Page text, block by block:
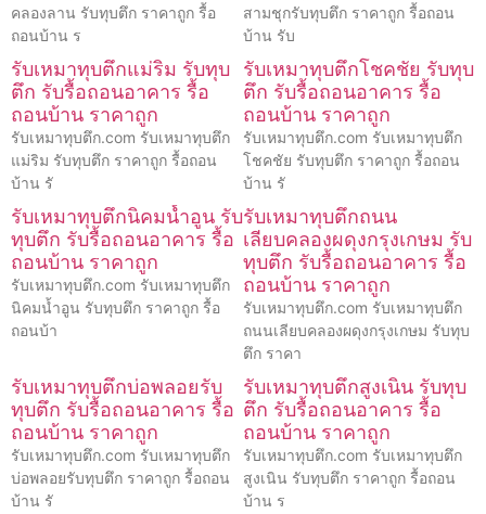
คลองลาน รับทุบตึก ราคาถูก รื้อ
ถอนบ้าน ร
สามชุกรับทุบตึก ราคาถูก รื้อถอน
บ้าน รับ
รับเหมาทุบตึกแม่ริม รับทุบ
ตึก รับรื้อถอนอาคาร รื้อ
ถอนบ้าน ราคาถูก
รับเหมาทุบตึก.com รับเหมาทุบตึก
แม่ริม รับทุบตึก ราคาถูก รื้อถอน
บ้าน รั
รับเหมาทุบตึกโชคชัย รับทุบ
ตึก รับรื้อถอนอาคาร รื้อ
ถอนบ้าน ราคาถูก
รับเหมาทุบตึก.com รับเหมาทุบตึก
โชคชัย รับทุบตึก ราคาถูก รื้อถอน
บ้าน รั
รับเหมาทุบตึกนิคมน้ำอูน รับ
ทุบตึก รับรื้อถอนอาคาร รื้อ
ถอนบ้าน ราคาถูก
รับเหมาทุบตึก.com รับเหมาทุบตึก
นิคมน้ำอูน รับทุบตึก ราคาถูก รื้อ
ถอนบ้า
รับเหมาทุบตึกถนน
เลียบคลองผดุงกรุงเกษม รับ
ทุบตึก รับรื้อถอนอาคาร รื้อ
ถอนบ้าน ราคาถูก
รับเหมาทุบตึก.com รับเหมาทุบตึก
ถนนเลียบคลองผดุงกรุงเกษม รับทุบ
ตึก ราคา
รับเหมาทุบตึกบ่อพลอยรับ
ทุบตึก รับรื้อถอนอาคาร รื้อ
ถอนบ้าน ราคาถูก
รับเหมาทุบตึก.com รับเหมาทุบตึก
บ่อพลอยรับทุบตึก ราคาถูก รื้อถอน
บ้าน รั
รับเหมาทุบตึกสูงเนิน รับทุบ
ตึก รับรื้อถอนอาคาร รื้อ
ถอนบ้าน ราคาถูก
รับเหมาทุบตึก.com รับเหมาทุบตึก
สูงเนิน รับทุบตึก ราคาถูก รื้อถอน
บ้าน ร